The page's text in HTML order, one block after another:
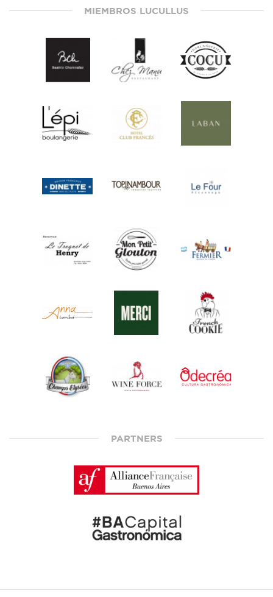
MIEMBROS LUCULLUS
PARTNERS